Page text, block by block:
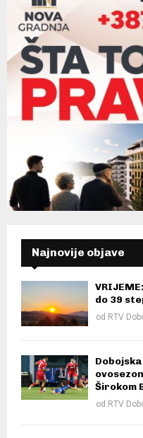
Najnovije objave
do 39
od RTV
Širokom
od RTV